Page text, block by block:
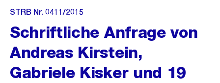
STRB Nr. 0411/2015
Schriftliche Anfrage von
Andreas Kirstein,
Gabriele Kisker und 19